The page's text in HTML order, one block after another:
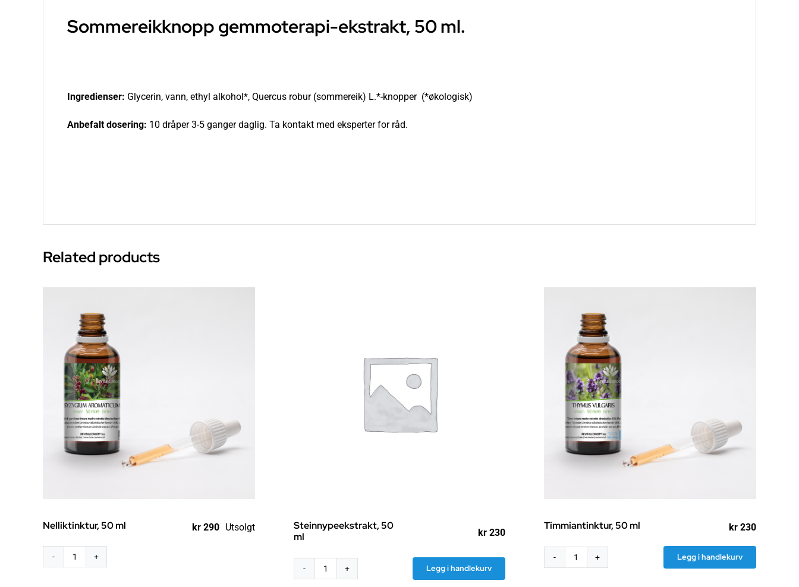
Sommereikknopp gemmoterapi-ekstrakt, 50 ml.
Ingredienser: Glycerin, vann, ethyl alkohol*, Quercus robur (sommereik) L.*-knopper (*økologisk)
Anbefalt dosering: 10 dråper 3-5 ganger daglig. Ta kontakt med eksperter for råd.
Related products
Nelliktinktur, 50 ml kr290 Utsolgt
Nelliktinktur,
Steinnypeekstrakt, 50
ml
kr 230
Steinnypeekstrakt,
Legg i handlekurv
Timmiantinktur, 50 ml kr 230
Timmiantinktur,
Legg i handlekurv